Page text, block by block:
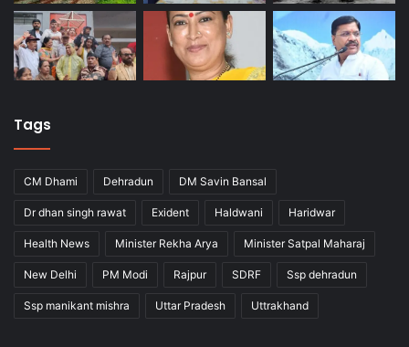
Tags
CM Dhami Dehradun DM Savin Bansal
Dr dhan singh rawat Exident Haldwani Haridwar
Health News Minister Rekha Arya Minister Satpal Maharaj
New Delhi PM Modi Rajpur SDRF Ssp dehradun
Ssp manikant mishra Uttar Pradesh Uttrakhand